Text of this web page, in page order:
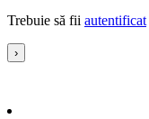
Trebuie să fii autentificat
›